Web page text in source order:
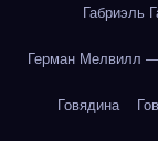
Габриэль
Герман Мелвилл
Говядина